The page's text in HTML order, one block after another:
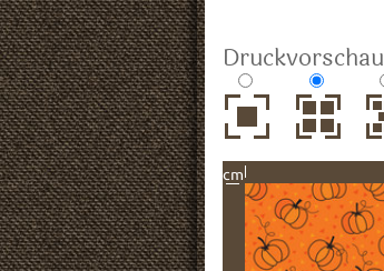
Druckvorschau
cm